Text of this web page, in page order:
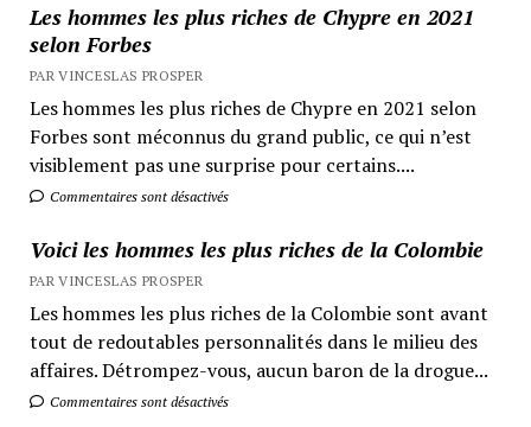
Les hommes les plus riches de Chypre en 2021
selon Forbes
PAR VINCESLAS PROSPER
Les hommes les plus riches de Chypre en 2021 selon
Forbes sont méconnus du grand public, ce qui n’est
visiblement pas une surprise pour certains....
Commentaires sont désactivés
Voici les hommes les plus riches de la Colombie
PAR VINCESLAS PROSPER
Les hommes les plus riches de la Colombie sont avant
tout de redoutables personnalités dans le milieu des
affaires. Détrompez-vous, aucun baron de la drogue...
Commentaires sont désactivés